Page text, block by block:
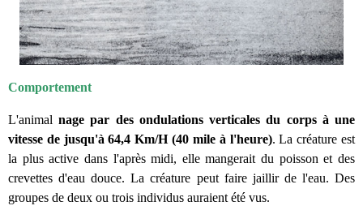
Comportement
L'animalnage par des ondulations verticales du corps à une
vitesse de jusqu'à 64,4 Km/H (40 mile à l'heure). La créature est
la plus active dans l'après midi, elle mangerait du poisson et des
crevettes d'eau douce. La créature peut faire jaillir de l'eau. Des
groupes de deux ou trois individus auraient été vus.